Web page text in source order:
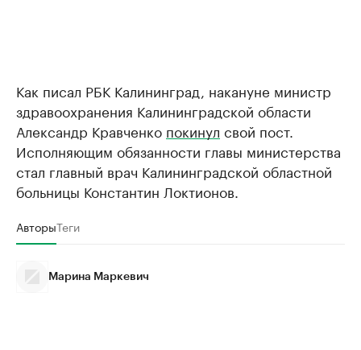
Как писал РБК Калининград, накануне министр
здравоохранения Калининградской области
Александр Кравченко покинул свой пост.
Исполняющим обязанности главы министерства
стал главный врач Калининградской областной
больницы Константин Локтионов.
АвторыТеги
Марина Маркевич